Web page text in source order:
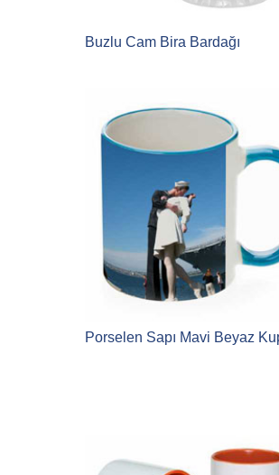
Buzlu Cam Bira Bardağı
Porselen Sapı Mavi Beyaz